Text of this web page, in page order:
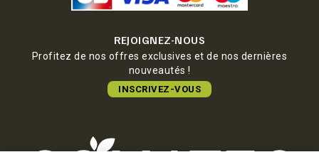
REJOIGNEZ-NOUS
Profitez de nos offres exclusives et de nos dernières
nouveautés !
INSCRIVEZ-VOUS